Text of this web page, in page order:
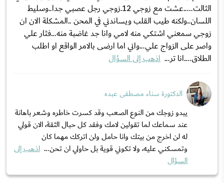
الثالت.....عشت مع زوجي 12.زوجي رجل عصبي جدا..وسليط
اللسان..ولكنه طيب القلب ويساندني في المحن ..المشكلة الان ان
زوجي سمعني اشتكي منه لامي وانا جد غاضبة منه...فثار علي
واصر على الزواج علي...واني اما ارضى بالامر الواقع او اطلب
الطلاق....انا تر... اذهب إلى السؤال
الدكتورة سناء مصطفى عبده
يبدو زوجك من النوع الصعب وقد كسرت خاطره وشعر باهانة
عند سماعك لما تقولين لامك وفقد كل حبال الثقة، الان قولي
له لن اخرج من بيتك وانا حامل ولن اتركك مهما كان
وتمسكني عليه، ولا تكوني قوية بل حاولي ان تحن... اذهب إلى
السؤال